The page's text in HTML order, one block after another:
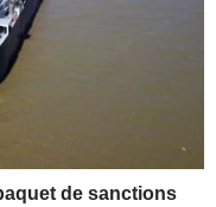
de sanctions